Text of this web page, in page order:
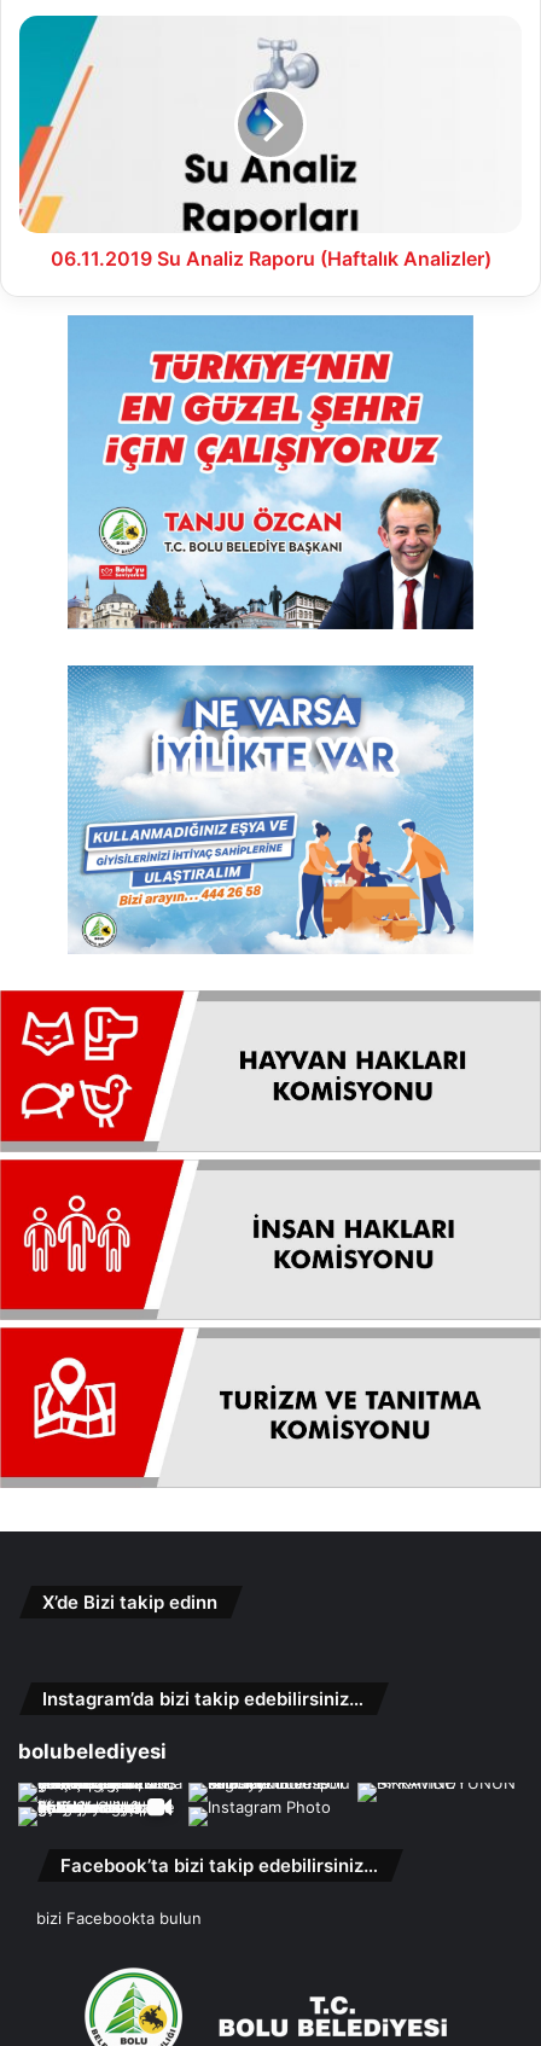
06.11.2019
Raporu
(Haftalık
Analizler)
06.11.2019 Su Analiz Raporu (Haftalık Analizler)
X’de Bizi takip edinn
Instagram’da bizi takip edebilirsiniz…
bolubelediyesi
Facebook’ta bizi takip edebilirsiniz…
bizi Facebookta bulun